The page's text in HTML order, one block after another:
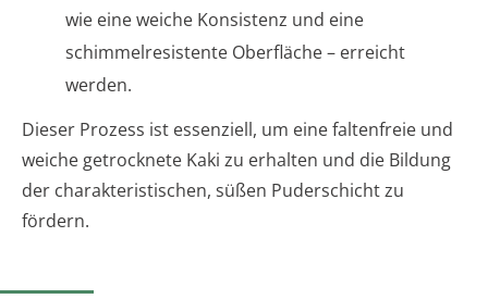
wie eine weiche Konsistenz und eine
schimmelresistente Oberfläche – erreicht
werden.
Dieser Prozess ist essenziell, um eine faltenfreie und
weiche getrocknete Kaki zu erhalten und die Bildung
der charakteristischen, süßen Puderschicht zu
fördern.